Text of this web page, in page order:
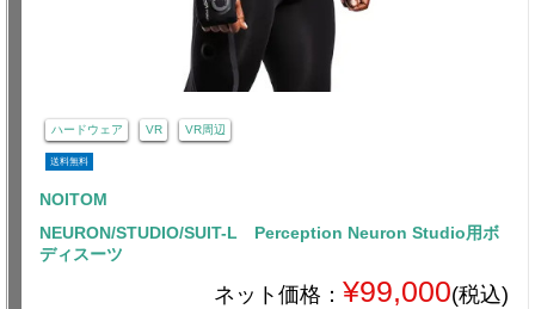
ハードウェア VR VR周辺
送料無料
NOITOM
NEURON/STUDIO/SUIT-L Perception Neuron Studio用ボ
ディスーツ
ネット価格： ¥99,000(税込)